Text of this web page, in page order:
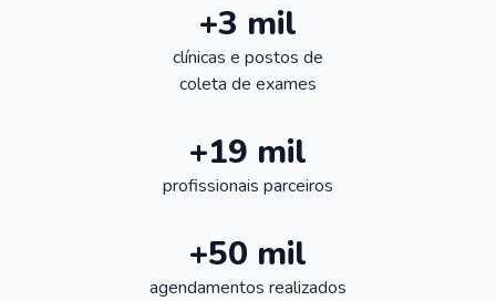
+3 mil
clínicas e postos de
coleta de exames
+19 mil
profissionais parceiros
+50 mil
agendamentos realizados